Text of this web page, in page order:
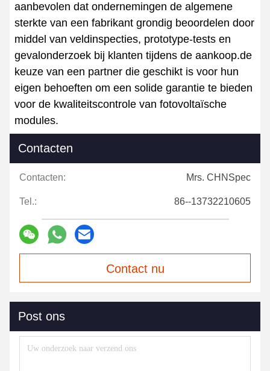
aanbevolen dat ondernemingen de algemene
sterkte van een fabrikant grondig beoordelen door
middel van veldinspecties, prototype-tests en
gevalonderzoek bij klanten tijdens de aankoop.de
keuze van een partner die geschikt is voor hun
eigen behoeften om een solide garantie te bieden
voor de kwaliteitscontrole van fotovoltaïsche
modules.
Contacten
Contacten: Mrs. CHNSpec
Tel.: 86--13732210605
Contact nu
Post ons